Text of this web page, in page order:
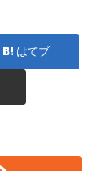
はてブ